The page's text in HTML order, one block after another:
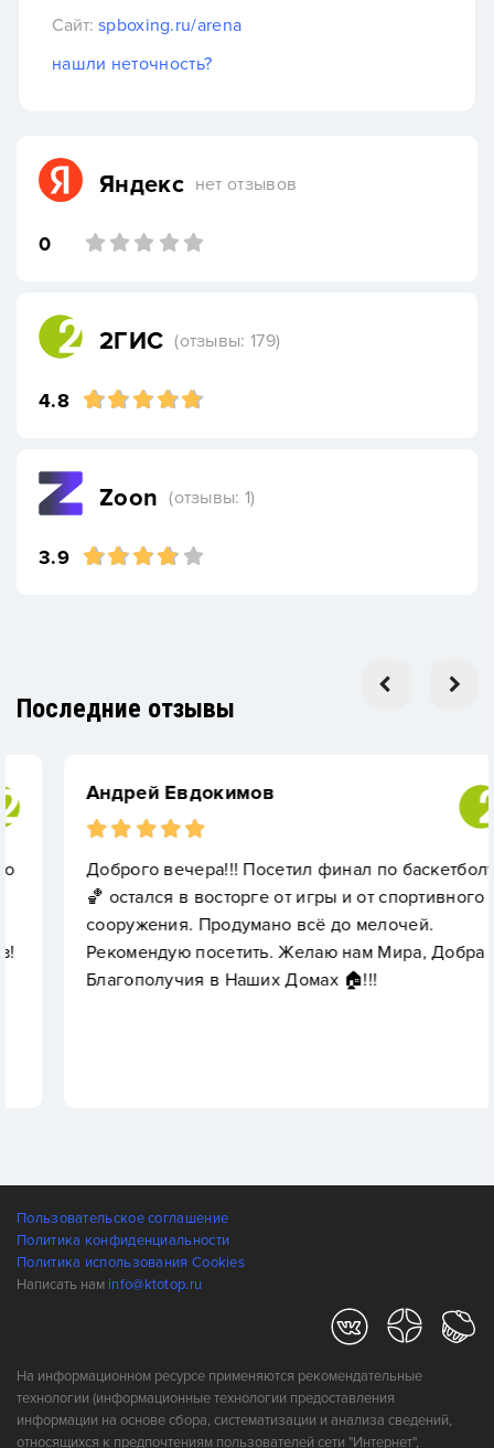
Сайт: spboxing.ru/arena
нашли неточность?
Яндекс нет отзывов
0
2ГИС (отзывы: 179)
4.8
Zoon (отзывы: 1)
3.9
Последние отзывы
Андрей Евдокимов
Доброго вечера!!! Посетил финал по баскетболу
🏀 остался в восторге от игры и от спортивного
сооружения. Продумано всё до мелочей.
Рекомендую посетить. Желаю нам Мира, Добра и
Благополучия в Наших Домах 🏠!!!
Пользовательское соглашение
Политика конфиденциальности
Политика использования Cookies
Написать нам info@ktotop.ru
На информационном ресурсе применяются рекомендательные
технологии (информационные технологии предоставления
информации на основе сбора, систематизации и анализа сведений,
относящихся к предпочтениям пользователей сети "Интернет",